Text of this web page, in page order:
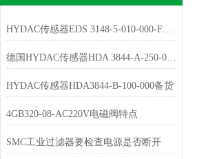
HYDAC传感器EDS 3148-5-010-000-F1参数
德国HYDAC传感器HDA 3844-A-250-000现货
HYDAC传感器HDA3844-B-100-000备货
4GB320-08-AC220V电磁阀特点
SMC工业过滤器要检查电源是否断开